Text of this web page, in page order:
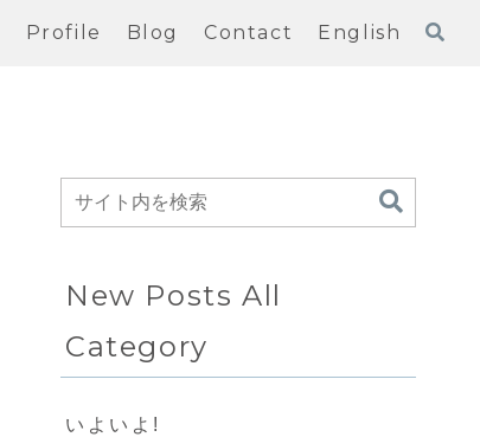
Profile Blog Contact English
New Posts All
Category
いよいよ!